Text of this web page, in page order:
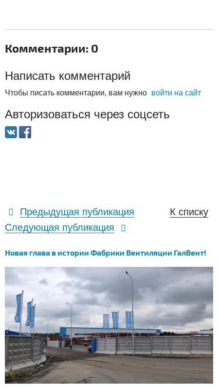
Комментарии: 0
Написать комментарий
Чтобы писать комментарии, вам нужно войти на сайт
Авторизоваться через соцсеть
Предыдущая публикация
К списку
Следующая публикация
Новая глава в истории Фабрики Вентиляции ГалВент!